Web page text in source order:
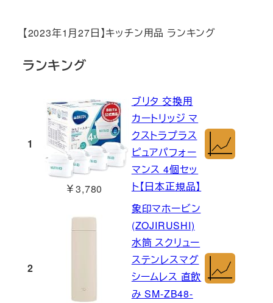
【2023年1月27日】キッチン用品 ランキング
ランキング
1
￥3,780
ブリタ 交換用
カートリッジ マ
クストラプラス
ピュアパフォー
マンス 4個セッ
ト【日本正規品】
2
象印マホービン
(ZOJIRUSHI)
水筒 スクリュー
ステンレスマグ
シームレス 直飲
み SM-ZB48-